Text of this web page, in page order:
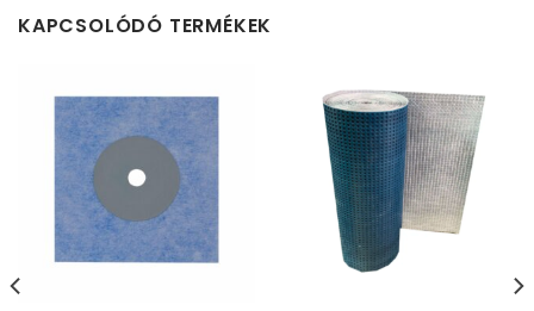
KAPCSOLÓDÓ TERMÉKEK